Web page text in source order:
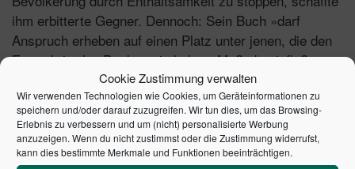
Cookie Zustimmung verwalten
Wir verwenden Technologien wie Cookies, um Geräteinformationen zu
speichern und/oder darauf zuzugreifen. Wir tun dies, um das Browsing-
Erlebnis zu verbessern und um (nicht) personalisierte Werbung
anzuzeigen. Wenn du nicht zustimmst oder die Zustimmung widerrufst,
kann dies bestimmte Merkmale und Funktionen beeinträchtigen.
ihm erbitterte Gegner. Dennoch: Sein Buch »darf
Anspruch erheben auf einen Platz unter jenen, die den
Fortschritt des Denkens in hohem Maße beeinflußt
haben«, schrieb John Maynard Keynes über Malthus'
»Essay«. Und weiter: »Der Essay ist nicht nur in der
Methode apriorisch und philosophisch, sondern er ist im
Stil kühn und rednerisch, mit viel Bravour in Sprache
und Gefühl.«